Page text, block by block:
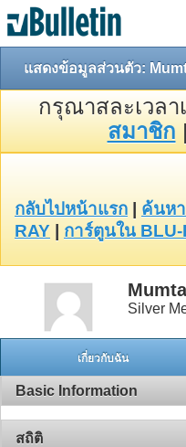
แสดงข้อมูลส่วนตัว:
กรุณาสละเวลา
สมาชิก |
กลับไปหน้าแรก ค้นห
RAY
การ์ตูนใน BLU-
Silver
เกี่ยวกับฉัน
Basic Information
สถิติ